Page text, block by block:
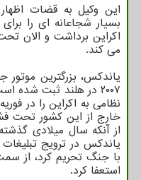
این وکیل به قضات
بسیار شجاعانه ای را
اکراین برداشت و الان
می کند.
یاندکس، بزرگترین
۲۰۰۷ در هلند ثبت شده
خارج از این کشور تحت
از آنکه سال میلادی
یاندکس در ترویج
با جنگ تحریم کرد، از
استعفا کرد.